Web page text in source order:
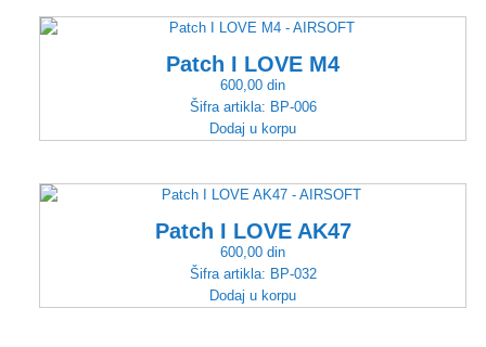
Patch I LOVE M4
600,00 din
Šifra artikla: BP-006
Dodaj u korpu
Patch I LOVE AK47
600,00 din
Šifra artikla: BP-032
Dodaj u korpu